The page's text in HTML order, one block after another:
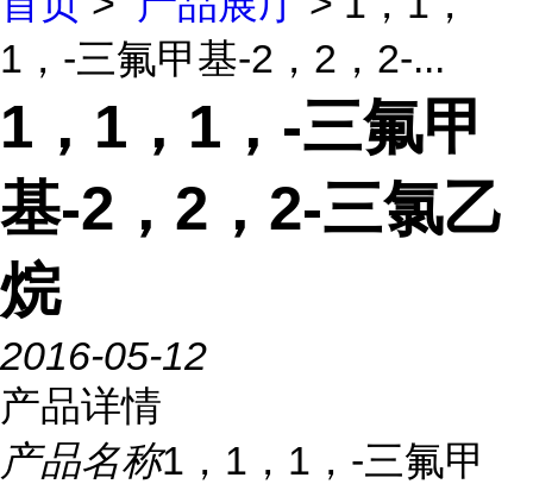
1，-三氟甲基-2，2，2-...
1，1，1，-三氟甲
基-2，2，2-三氯乙
烷
2016-05-12
产品详情
产品名称1，1，1，-三氟甲